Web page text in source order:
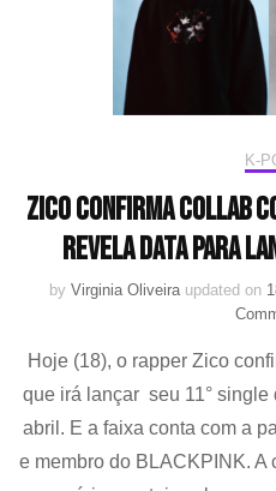
K-
Zico confirma collab
revela data para
by Virginia Oliveira updated on
Hoje (18), o rapper Zico
que irá lançar seu 11° single
abril. E a faixa conta com a
e membro do BLACKPINK.